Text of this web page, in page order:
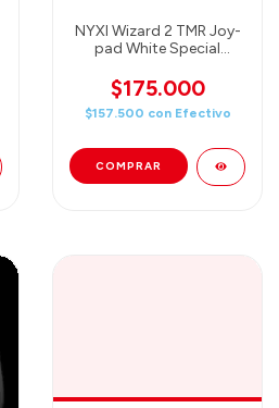
NYXI Wizard 2 TMR Joy-
pad White Special
$175.000
$157.500 con Efectivo